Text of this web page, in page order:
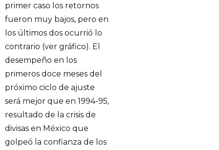
primer caso los retornos
fueron muy bajos, pero en
los últimos dos ocurrió lo
contrario (ver gráfico). El
desempeño en los
primeros doce meses del
próximo ciclo de ajuste
será mejor que en 1994-95,
resultado de la crisis de
divisas en México que
golpeó la confianza de los